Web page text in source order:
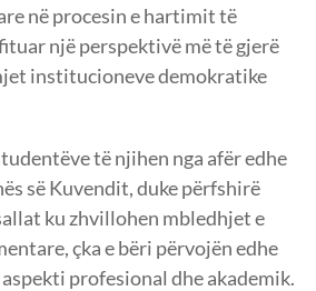
në procesin e hartimit të
një perspektivë më të gjerë
institucioneve demokratike
të njihen nga afër edhe
së Kuvendit, duke përfshirë
ku zhvillohen mbledhjet e
çka e bëri përvojën edhe
profesional dhe akademik.